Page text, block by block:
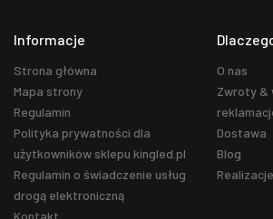
Informacje
Strona główna
Mapa strony
Regulamin
Polityka prywatności dla
użytkowników sklepu kingled.pl
Regulamin o świadczenie usług
drogą elektroniczną
Kontakt
O nas
Zwroty &
Dostawa
Blog
Realizacje